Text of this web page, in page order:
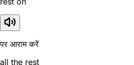
पर आराम करें
all the rest